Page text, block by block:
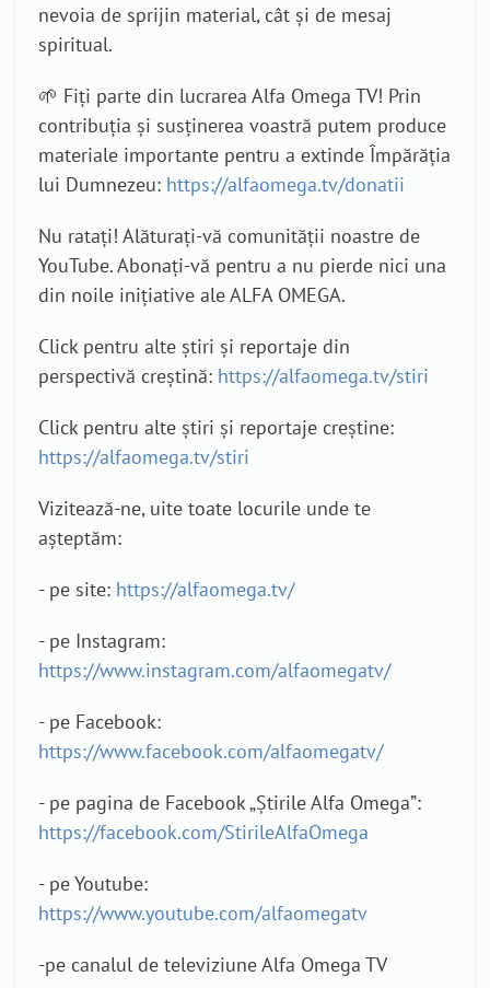
nevoia de sprijin material, cât și de mesaj
spiritual.
🌱 Fiți parte din lucrarea Alfa Omega TV! Prin
contribuția și susținerea voastră putem produce
materiale importante pentru a extinde Împărăția
lui Dumnezeu: https://alfaomega.tv/donatii
Nu ratați! Alăturați-vă comunității noastre de
YouTube. Abonați-vă pentru a nu pierde nici una
din noile inițiative ale ALFA OMEGA.
Click pentru alte știri și reportaje din
perspectivă creștină: https://alfaomega.tv/stiri
Click pentru alte știri și reportaje creștine:
https://alfaomega.tv/stiri
Vizitează-ne, uite toate locurile unde te
așteptăm:
- pe site: https://alfaomega.tv/
- pe Instagram:
https://www.instagram.com/alfaomegatv/
- pe Facebook:
https://www.facebook.com/alfaomegatv/
- pe pagina de Facebook „Știrile Alfa Omega”:
https://facebook.com/StirileAlfaOmega
- pe Youtube:
https://www.youtube.com/alfaomegatv
-pe canalul de televiziune Alfa Omega TV